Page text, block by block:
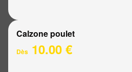
Calzone poulet
Dès 10.00 €